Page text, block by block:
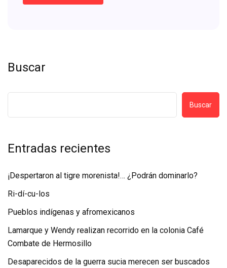
Buscar
Buscar
Entradas recientes
¡Despertaron al tigre morenista!… ¿Podrán dominarlo?
Ri-dí-cu-los
Pueblos indígenas y afromexicanos
Lamarque y Wendy realizan recorrido en la colonia Café
Combate de Hermosillo
Desaparecidos de la guerra sucia merecen ser buscados